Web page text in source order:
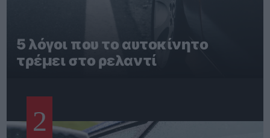
5 λόγοι που το αυτοκίνητο
τρέμει στο ρελαντί
2